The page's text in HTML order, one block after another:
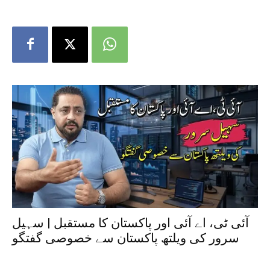
آئی ٹی، اے آئی اور پاکستان کا مستقبل | سہیل
سرور کی ویلتھ پاکستان سے خصوصی گفتگو